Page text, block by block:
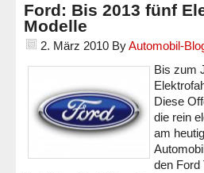
Ford: Bis 2013 fünf
Modelle
2. März 2010 ByAutomobil-
Bis zum
Diese
die rein
am
den Ford